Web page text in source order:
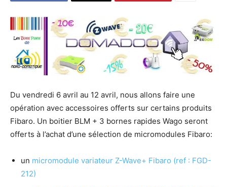
Du vendredi 6 avril au 12 avril, nous allons faire une
opération avec accessoires offerts sur certains produits
Fibaro. Un boitier BLM + 3 bornes rapides Wago seront
offerts à l’achat d’une sélection de micromodules Fibaro:
un micromodule variateur Z-Wave+ Fibaro (ref : FGD-
212)